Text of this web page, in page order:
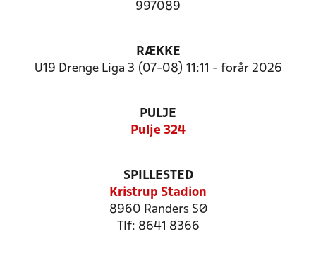
997089
RÆKKE
U19 Drenge Liga 3 (07-08) 11:11 - forår 2026
PULJE
Pulje 324
SPILLESTED
Kristrup Stadion
8960 Randers SØ
Tlf: 8641 8366